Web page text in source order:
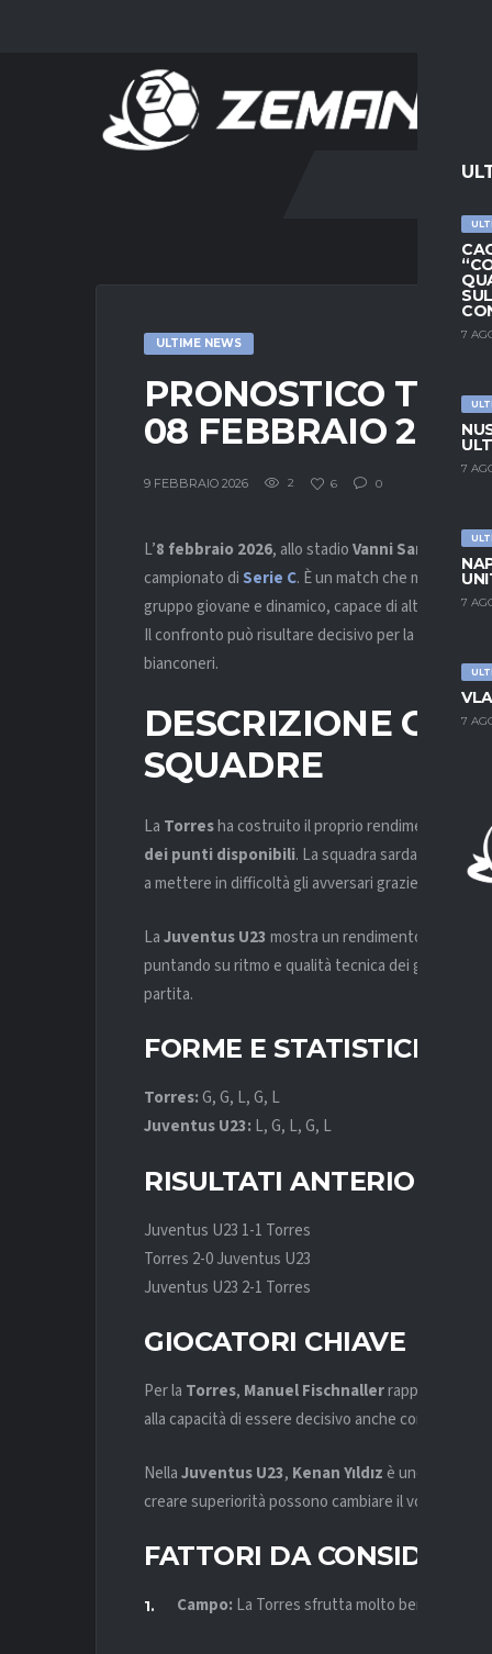
7
7
7
7
ULTIME NEWS
PRONOSTICO
08 FEBBRAIO 2026
9 FEBBRAIO 2026 2 6 0
L’8 febbraio 2026, allo stadioVanni Sanna , la
campionato diSerie C. È un match che mette di
gruppo giovane e dinamico, capace di alternare
Il confronto può risultare decisivo per la zona
bianconeri.
DESCRIZIONE
SQUADRE
La Torresha costruito il proprio rendimento
dei punti disponibili. La squadra sarda si
a mettere in difficoltà gli avversari grazie a un
LaJuventus U23mostra un rendimento più
puntando su ritmo e qualità tecnica dei giovani,
partita.
FORME E STATISTICHE
Torres:G, G, L, G, L
Juventus U23:L, G, L, G, L
RISULTATI ANTERIORI
Juventus U23 1-1 Torres
Torres 2-0 Juventus U23
Juventus U23 2-1 Torres
GIOCATORI CHIAVE
Per la Torres, Manuel Fischnallerrappresenta
alla capacità di essere decisivo anche con poche
NellaJuventus U23, Kenan Yıldız è uno dei
creare superiorità possono cambiare il volto della
FATTORI DA
Campo:La Torres sfrutta molto bene il